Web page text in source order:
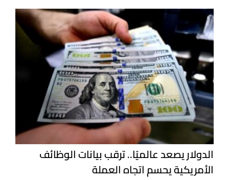
الدولار يصعد عالميًا.. ترقب بيانات الوظائف
الأمريكية يحسم اتجاه العملة